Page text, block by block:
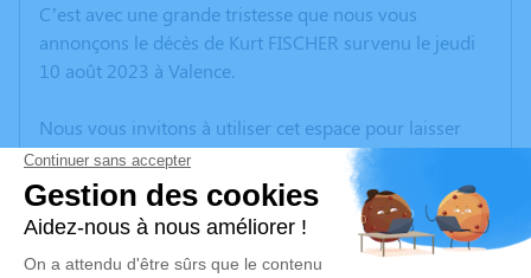
C’est avec une grande tristesse que nous vous
annonçons le décès de Kurt FISCHER survenu le jeudi
10 août 2023 à Valence.
Nous vous invitons à utiliser cet espace pour laisser
vos condoléances, partager des photos souvenirs, une
anecdote ou exprimer vos pensées à travers des
poèmes ou des textes. Cet endroit est un lieu
d'expression dédié à honorer la mémoire de Kurt
FISCHER.